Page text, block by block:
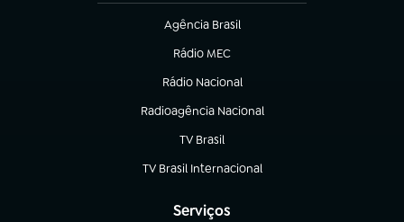
Agência Brasil
(abre em nova aba)
Rádio MEC
(abre em nova aba)
Rádio Nacional
Radioagência Nacional
(abre em nova aba)
TV Brasil
(abre em nova aba)
TV Brasil Internacional
(abre em nova aba)
Serviços